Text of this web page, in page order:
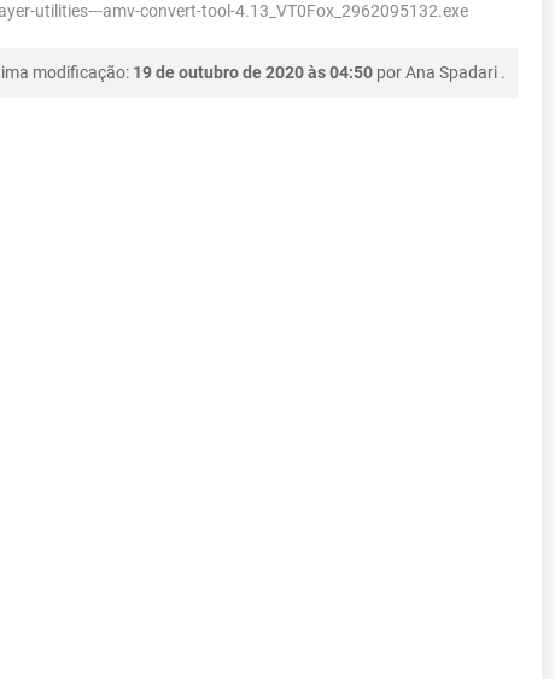
utilities---amv-convert-tool-4.13_VT0Fox_2962095132.exe
modificação: 19 de outubro de 2020 às 04:50 porAna Spadari .